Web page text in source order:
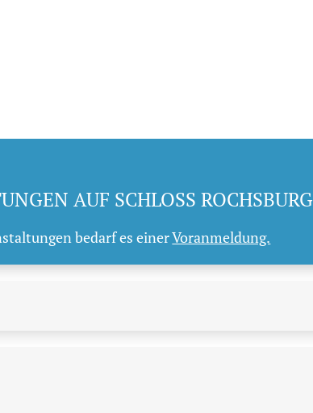
AUF SCHLOSS ROCHSBURG
bedarf es einerVoranmeldung.